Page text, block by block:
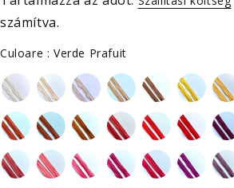
számítva.
Culoare : Verde Prafuit